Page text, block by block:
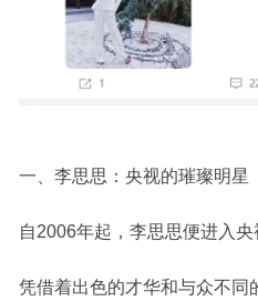
一、李思思：央视的璀璨明星
自2006年起，李思思便进入央
凭借着出色的才华和与众不同